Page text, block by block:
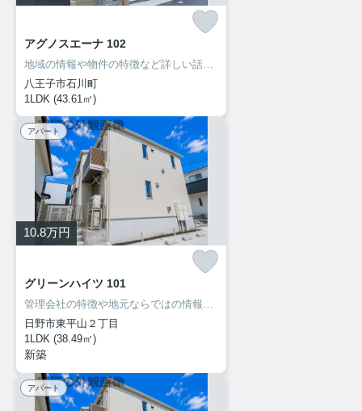
アグノスエーナ 102
地域の情報や物件の特徴など詳しい話はやっぱり地元不動産です。
八王子市石川町
1LDK (43.61㎡)
アパート
10.8万円
グリーンハイツ 101
管理会社の特徴や地元ならではの情報も当社ならお伝え出来ます！
日野市東平山２丁目
1LDK (38.49㎡)
新築
アパート